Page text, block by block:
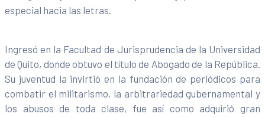
especial hacia las letras.
Ingresó en la Facultad de Jurisprudencia de la Universidad
de Quito, donde obtuvo el título de Abogado de la República.
Su juventud la invirtió en la fundación de periódicos para
combatir el militarismo, la arbitrariedad gubernamental y
los abusos de toda clase, fue así como adquirió gran